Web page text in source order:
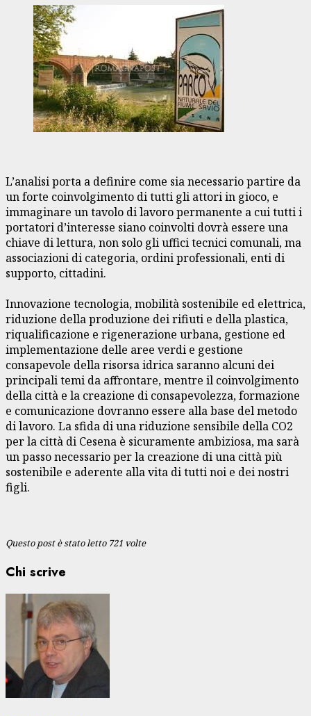
L’analisi porta a definire come sia necessario partire da
un forte coinvolgimento di tutti gli attori in gioco, e
immaginare un tavolo di lavoro permanente a cui tutti i
portatori d’interesse siano coinvolti dovrà essere una
chiave di lettura, non solo gli uffici tecnici comunali, ma
associazioni di categoria, ordini professionali, enti di
supporto, cittadini.
Innovazione tecnologia, mobilità sostenibile ed elettrica,
riduzione della produzione dei rifiuti e della plastica,
riqualificazione e rigenerazione urbana, gestione ed
implementazione delle aree verdi e gestione
consapevole della risorsa idrica saranno alcuni dei
principali temi da affrontare, mentre il coinvolgimento
della città e la creazione di consapevolezza, formazione
e comunicazione dovranno essere alla base del metodo
di lavoro. La sfida di una riduzione sensibile della CO2
per la città di Cesena è sicuramente ambiziosa, ma sarà
un passo necessario per la creazione di una città più
sostenibile e aderente alla vita di tutti noi e dei nostri
figli.
Questo post è stato letto 721 volte
Chi scrive